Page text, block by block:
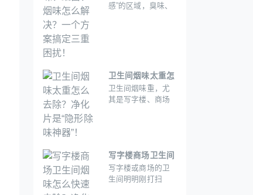
决？一个方案搞定
感”的区域，臭味、
威胁健康;烟味则像
“幽灵”一样挥之不
去。传统的清洁
剂、活性炭包、空
琐。
卫生间烟味太重怎
么去除？净化片是
“隐形除味神器”！
卫生间烟味重，尤
其是写字楼、商场
丁、焦油和挥发性
有机物(VOCs)会让
空气变得刺鼻难
写字楼商场卫生间
烟味怎么快速去
除？净化片是“隐
写字楼或商场的卫
生间明明刚打扫